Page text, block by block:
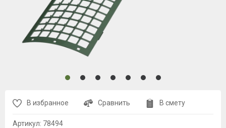
В избранное Сравнить В смету
Артикул: 78494